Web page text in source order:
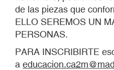
de las piezas que
ELLO SEREMOS UN
PERSONAS.
PARA INSCRIBIRTE
a